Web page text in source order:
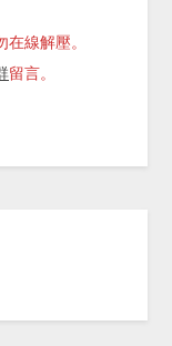
線解壓。
留言。